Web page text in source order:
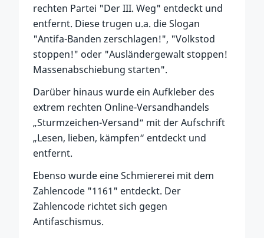
rechten Partei "Der III. Weg" entdeckt und
entfernt. Diese trugen u.a. die Slogan
"Antifa-Banden zerschlagen!", "Volkstod
stoppen!" oder "Ausländergewalt stoppen!
Massenabschiebung starten".
Darüber hinaus wurde ein Aufkleber des
extrem rechten Online-Versandhandels
„Sturmzeichen-Versand“ mit der Aufschrift
„Lesen, lieben, kämpfen“ entdeckt und
entfernt.
Ebenso wurde eine Schmiererei mit dem
Zahlencode "1161" entdeckt. Der
Zahlencode richtet sich gegen
Antifaschismus.